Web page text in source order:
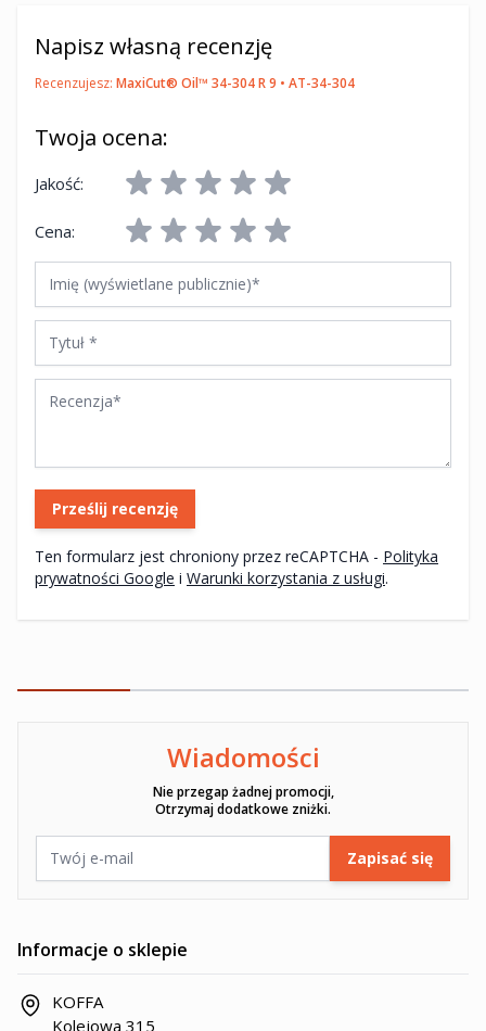
Napisz własną recenzję
Recenzujesz: MaxiCut® Oil™ 34-304 R 9 • AT-34-304
Twoja ocena:
Jakość:
Cena:
Imię (wyświetlane publicznie)
Prześlij recenzję
Ten formularz jest chroniony przez reCAPTCHA - Polityka
prywatności Google i Warunki korzystania z usługi.
Wiadomości
Nie przegap żadnej promocji,
Otrzymaj dodatkowe zniżki.
Zapisać się
Ten formularz jest chroniony przez reCAPTCHA -
Informacje o sklepie
KOFFA
Kolejowa 315